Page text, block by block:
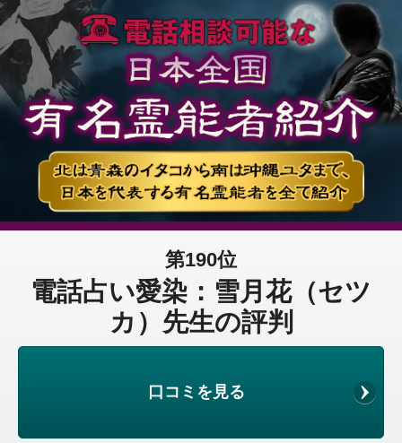
第190位
電話占い愛染：雪月花（セツ
カ）先生の評判
口コミを見る